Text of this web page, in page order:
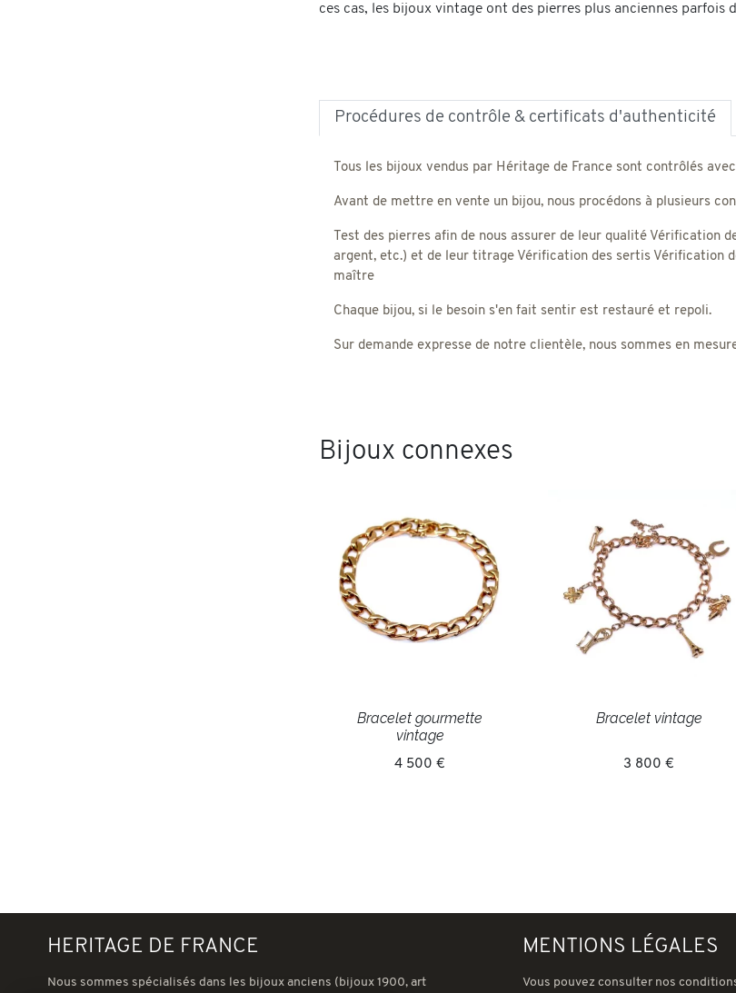
ces cas, les bijoux vintage ont des pierres plus anciennes parfois
Procédures de contrôle & certificats d'authenticité
Tous les bijoux vendus par Héritage de France sont contrôlés
Avant de mettre en vente un bijou, nous procédons à plusieurs
Test des pierres afin de nous assurer de leur qualité Vérification
argent, etc.) et de leur titrage Vérification des sertis Vérification
maître
Chaque bijou, si le besoin s'en fait sentir est restauré et repoli.
Sur demande expresse de notre clientèle, nous sommes en
Bijoux connexes
Bracelet gourmette
vintage
4 500 €
Bracelet vintage
3 800 €
HERITAGE DE FRANCE
Nous sommes spécialisés dans les bijoux anciens (bijoux 1900, art
MENTIONS LÉGALES
Vous pouvez consulter nos